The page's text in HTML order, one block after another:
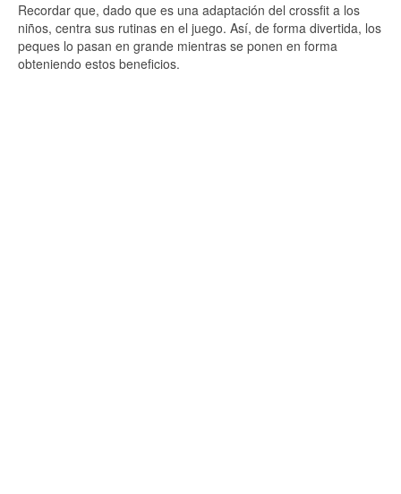
Recordar que, dado que es una adaptación del crossfit a los
niños, centra sus rutinas en el juego. Así, de forma divertida, los
peques lo pasan en grande mientras se ponen en forma
obteniendo estos beneficios.